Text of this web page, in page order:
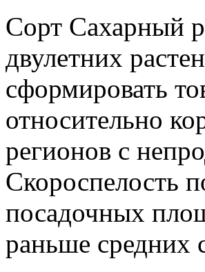
Сорт Сахарный
двулетних
сформировать
относительно
регионов с
Скороспелость
посадочных
раньше средних